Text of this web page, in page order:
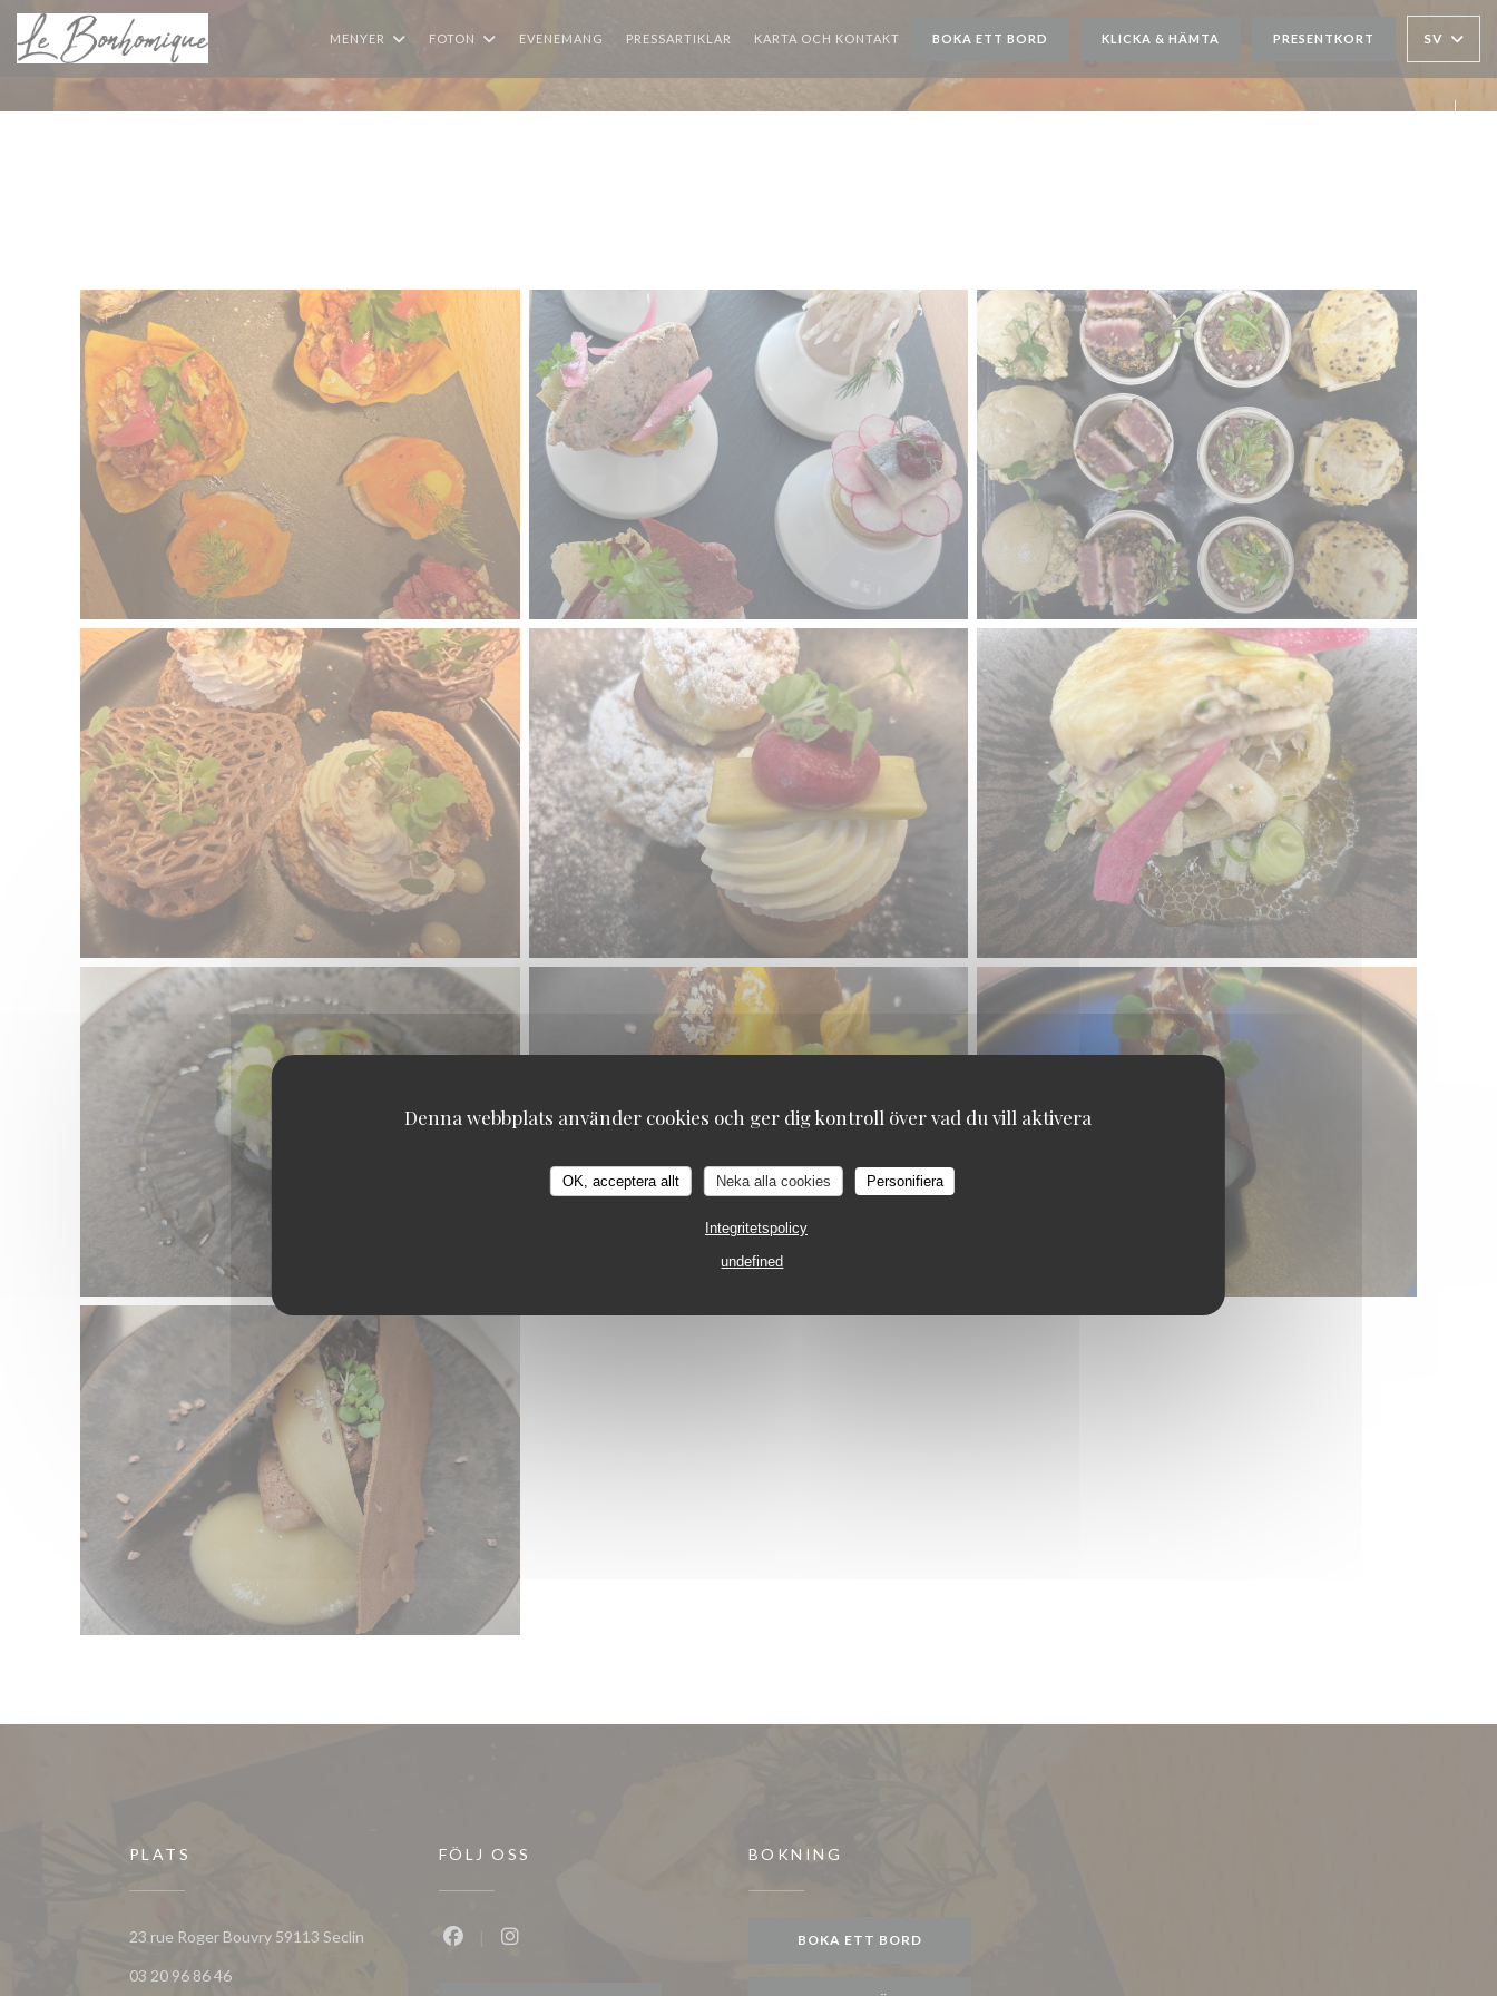
Cookie- hanteringspanel
Denna webbplats använder cookies och ger dig kontroll över vad du vill aktivera
OK, acceptera allt Neka alla cookies Personifiera
Integritetspolicy
undefined
MENYER FOTON EVENEMANG PRESSARTIKLAR KARTA OCH KONTAKT BOKA ETT BORD KLICKA & HÄMTA PRESENTKORT SV
PLATS
23 rue Roger Bouvry 59113 Seclin((öppnas i ett nytt fönster))
03 20 96 86 46
FÖLJ OSS BOKNING
BOKA ETT BORD